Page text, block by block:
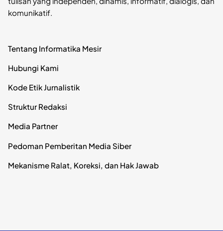
komunikatif.
Tentang Informatika Mesir
Hubungi Kami
Kode Etik Jurnalistik
Struktur Redaksi
Media Partner
Pedoman Pemberitan Media Siber
Mekanisme Ralat, Koreksi, dan Hak Jawab